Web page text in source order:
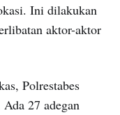
Ini dilakukan
aktor-aktor
Polrestabes
27 adegan